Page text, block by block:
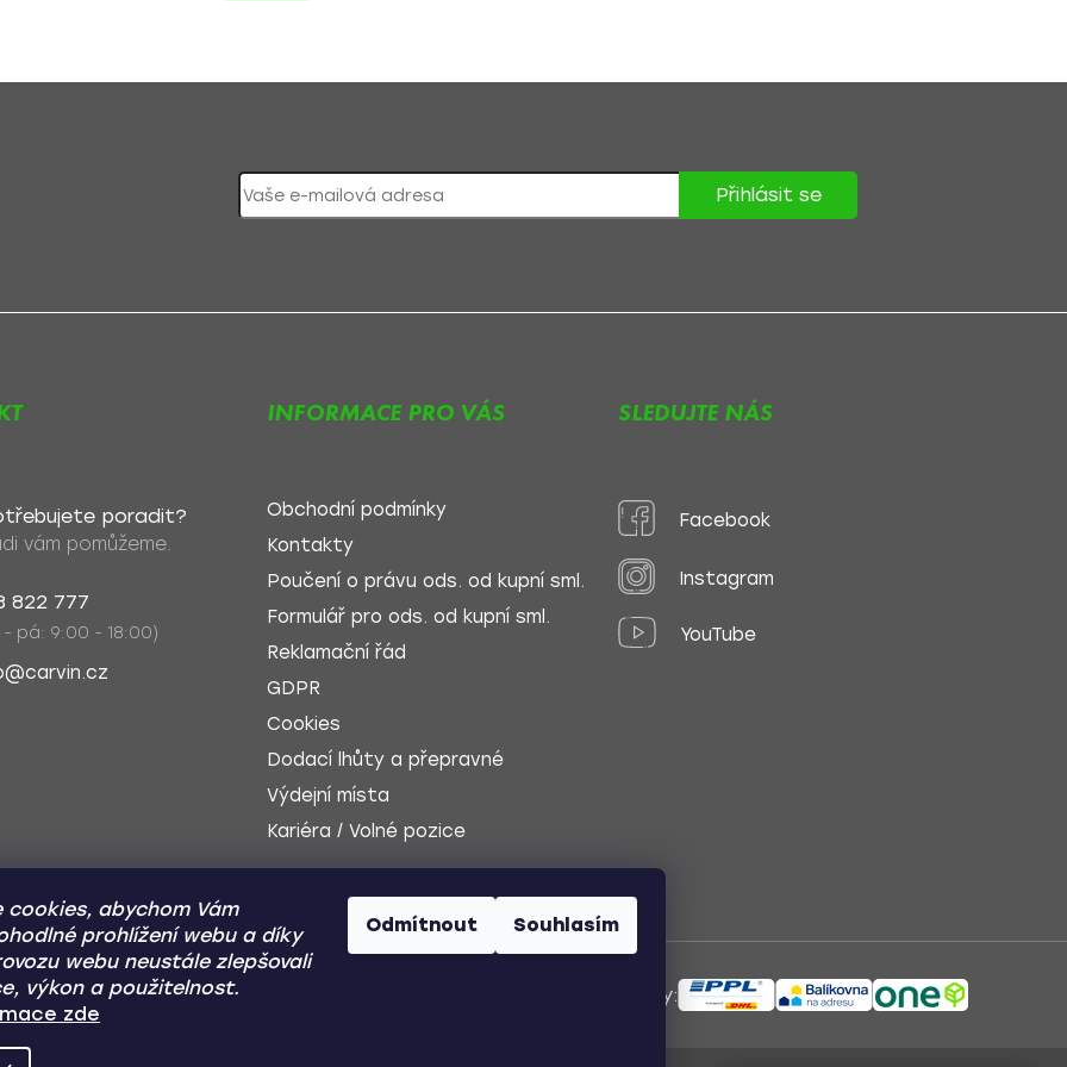
cookies, abychom Vám
prohlížení webu a díky
webu neustále zlepšovali
výkon a použitelnost.
zde
Odmítnout Souhlasím
Přihlásit se
poradit?
vám pomůžeme.
822 777
pá: 9:00 - 18:00)
INFORMACE PRO VÁS
Obchodní podmínky
Kontakty
Poučení o právu ods. od kupní sml.
Formulář pro ods. od kupní sml.
Reklamační řád
GDPR
Cookies
Dodací lhůty a přepravné
Výdejní místa
Kariéra / Volné pozice
SLEDUJTE NÁS
Facebook
Instagram
YouTube
Dobírka Způsoby dopravy: